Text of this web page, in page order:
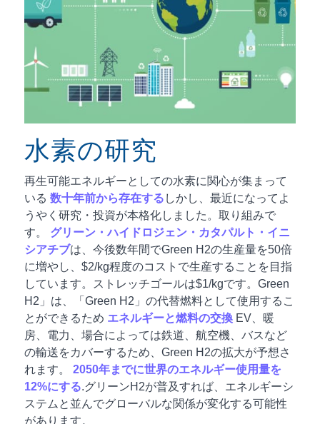
水素の研究
再生可能エネルギーとしての水素に関心が集まって
いる 数十年前から存在する しかし、最近になってよ
うやく研究・投資が本格化しました。取り組みで
す。 グリーン・ハイドロジェン・カタパルト・イニ
シアチブは、今後数年間でGreen H2の生産量を50倍
に増やし、$2/kg程度のコストで生産することを目指
しています。ストレッチゴールは$1/kgです。Green
H2」は、「Green H2」の代替燃料として使用するこ
とができるため エネルギーと燃料の交換EV、暖
房、電力、場合によっては鉄道、航空機、バスなど
の輸送をカバーするため、Green H2の拡大が予想さ
れます。
2050年までに世界のエネルギー使用量を
12%にする.グリーンH2が普及すれば、エネルギーシ
ステムと並んでグローバルな関係が変化する可能性
があります。